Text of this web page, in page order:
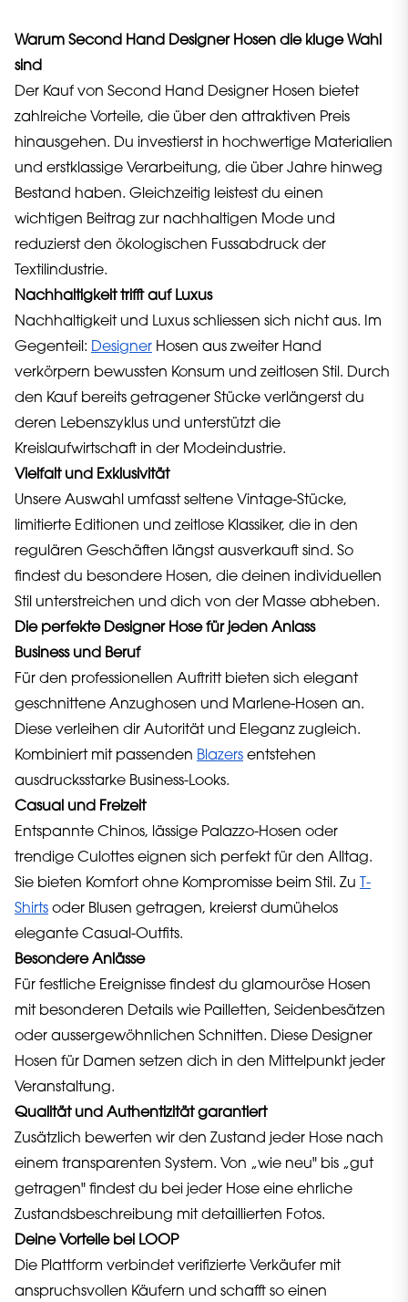
Warum Second Hand Designer Hosen die kluge Wahl
sind
Der Kauf von Second Hand Designer Hosen bietet
zahlreiche Vorteile, die über den attraktiven Preis
hinausgehen. Du investierst in hochwertige Materialien
und erstklassige Verarbeitung, die über Jahre hinweg
Bestand haben. Gleichzeitig leistest du einen
wichtigen Beitrag zur nachhaltigen Mode und
reduzierst den ökologischen Fussabdruck der
Textilindustrie.
Nachhaltigkeit trifft auf Luxus
Nachhaltigkeit und Luxus schliessen sich nicht aus. Im
Gegenteil: Designer Hosen aus zweiter Hand
verkörpern bewussten Konsum und zeitlosen Stil. Durch
den Kauf bereits getragener Stücke verlängerst du
deren Lebenszyklus und unterstützt die
Kreislaufwirtschaft in der Modeindustrie.
Vielfalt und Exklusivität
Unsere Auswahl umfasst seltene Vintage-Stücke,
limitierte Editionen und zeitlose Klassiker, die in den
regulären Geschäften längst ausverkauft sind. So
findest du besondere Hosen, die deinen individuellen
Stil unterstreichen und dich von der Masse abheben.
Die perfekte Designer Hose für jeden Anlass
Business und Beruf
Für den professionellen Auftritt bieten sich elegant
geschnittene Anzughosen und Marlene-Hosen an.
Diese verleihen dir Autorität und Eleganz zugleich.
Kombiniert mit passenden Blazers entstehen
ausdrucksstarke Business-Looks.
Casual und Freizeit
Entspannte Chinos, lässige Palazzo-Hosen oder
trendige Culottes eignen sich perfekt für den Alltag.
Sie bieten Komfort ohne Kompromisse beim Stil. Zu
T-
Shirts oder Blusen getragen, kreierst dumühelos
elegante Casual-Outfits.
Besondere Anlässe
Für festliche Ereignisse findest du glamouröse Hosen
mit besonderen Details wie Pailletten, Seidenbesätzen
oder aussergewöhnlichen Schnitten. Diese Designer
Hosen für Damen setzen dich in den Mittelpunkt jeder
Veranstaltung.
Qualität und Authentizität garantiert
Zusätzlich bewerten wir den Zustand jeder Hose nach
einem transparenten System. Von „wie neu" bis „gut
getragen" findest du bei jeder Hose eine ehrliche
Zustandsbeschreibung mit detaillierten Fotos.
Deine Vorteile bei LOOP
Die Plattform verbindet verifizierte Verkäufer mit
anspruchsvollen Käufern und schafft so einen